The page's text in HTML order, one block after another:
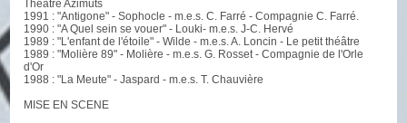
Théâtre Azimuts
1991 : "Antigone" - Sophocle - m.e.s. C. Farré - Compagnie C. Farré.
1990 : "A Quel sein se vouer" - Louki- m.e.s. J-C. Hervé
1989 : "L'enfant de l'étoile" - Wilde - m.e.s. A. Loncin - Le petit théâtre
1989 : "Molière 89" - Molière - m.e.s. G. Rosset - Compagnie de l'Orle
d'Or
1988 : "La Meute" - Jaspard - m.e.s. T. Chauvière
MISE EN SCENE